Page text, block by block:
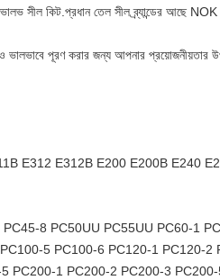
সীল কিট.প্রধান তেল সীল ব্র্যান্ডের আছে
ভালভাবে পূরণ করার জন্য আপনার প্রয়োজনীয়তার
E312 E312B E200 E200B E240
8 PC50UU PC55UU PC60-1
5 PC100-6 PC120-1 PC120-2
PC200-1 PC200-2 PC200-3